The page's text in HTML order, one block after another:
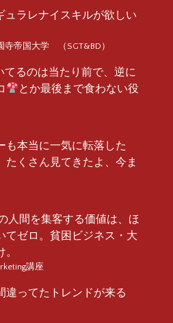
ュラレナイスキルが欲しい
寺帝国大学 （SGT&BD）
るのは当たり前で、逆に
とか最後まで食わない役
も本当に一気に転落した
たくさん見てきたよ、今ま
人間を集客する価値は、ほ
てゼロ。貧困ビジネス・大
講座
違ってたトレンドが来る